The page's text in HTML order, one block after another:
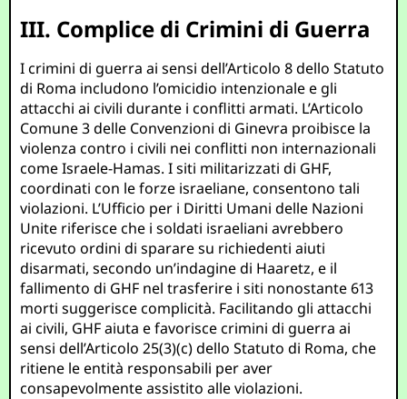
III. Complice di Crimini di Guerra
I crimini di guerra ai sensi dell’Articolo 8 dello Statuto
di Roma includono l’omicidio intenzionale e gli
attacchi ai civili durante i conflitti armati. L’Articolo
Comune 3 delle Convenzioni di Ginevra proibisce la
violenza contro i civili nei conflitti non internazionali
come Israele-Hamas. I siti militarizzati di GHF,
coordinati con le forze israeliane, consentono tali
violazioni. L’Ufficio per i Diritti Umani delle Nazioni
Unite riferisce che i soldati israeliani avrebbero
ricevuto ordini di sparare su richiedenti aiuti
disarmati, secondo un’indagine di Haaretz, e il
fallimento di GHF nel trasferire i siti nonostante 613
morti suggerisce complicità. Facilitando gli attacchi
ai civili, GHF aiuta e favorisce crimini di guerra ai
sensi dell’Articolo 25(3)(c) dello Statuto di Roma, che
ritiene le entità responsabili per aver
consapevolmente assistito alle violazioni.